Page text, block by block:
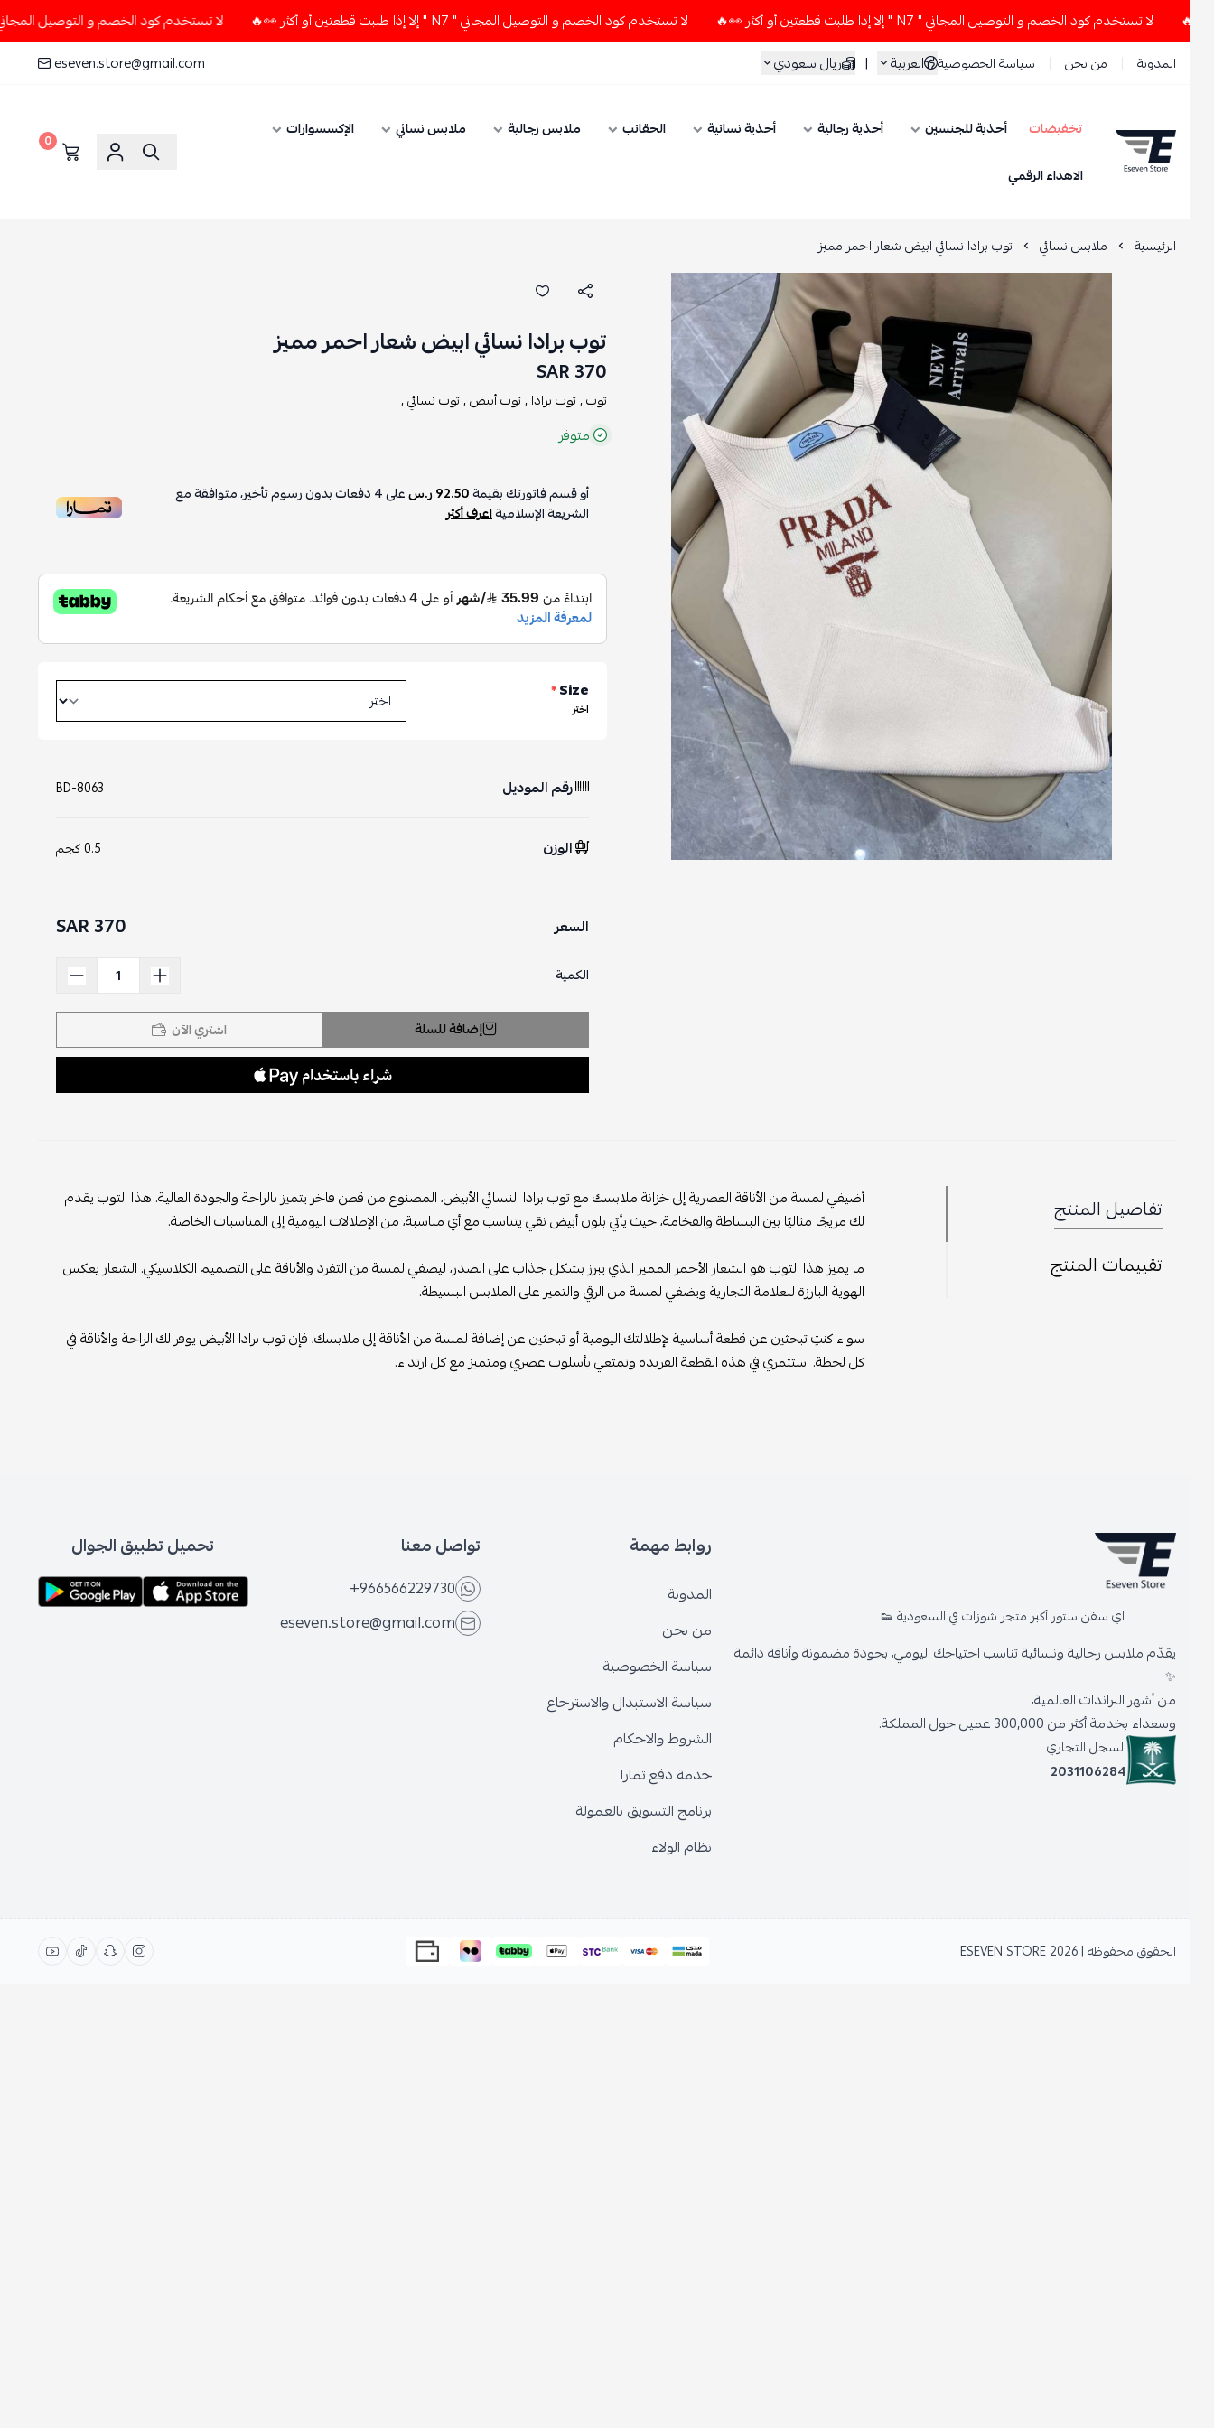
لا تستخدم كود الخصم و التوصيل المجاني " N7 " إلا إذا طلبت قطعتين أو أكثر 👀🔥 لا تستخدم كود الخصم و التوصيل المجاني " N7 " إلا إذا طلبت قطعتين أو أكثر 👀🔥 لا تستخدم كود الخصم و التوصيل المجاني " N7 " إلا إذا طلبت قطعتين أو أكثر 👀🔥
المدونة من نحن سياسة الخصوصية العربية | ريال سعودي eseven.store@gmail.com
ESEVEN STORE
تخفيضات أحذية للجنسين أحذية رجالية أحذية نسائية الحقائب ملابس رجالية ملابس نسائي
الإكسسوارات
الاهداء الرقمي
الرئيسية ملابس نسائي توب برادا نسائي ابيض شعار احمر مميز
توب برادا نسائي ابيض شعار احمر مميز
370 SAR
توب ,توب برادا ,توب أبيض ,توب نسائي ,
متوفر
أو قسم فاتورتك بقيمة92.50 ر.س على4دفعات بدون رسوم تأخير، متوافقة مع
الشريعة الإسلاميةاعرف أكثر
Size
*
رقم الموديل BD-8063
الوزن
السعر 370 SAR
الكمية
إضافة للسلة اشتري الآن
تفاصيل المنتج
تقييمات المنتج
أضيفي لمسة من الأناقة العصرية إلى خزانة ملابسك مع توب برادا النسائي الأبيض، المصنوع من قطن فاخر يتميز بالراحة والجودة العالية. هذا التوب يقدم
لك مزيجًا مثاليًا بين البساطة والفخامة، حيث يأتي بلون أبيض نقي يتناسب مع أي مناسبة، من الإطلالات اليومية إلى المناسبات الخاصة.
ما يميز هذا التوب هو الشعار الأحمر المميز الذي يبرز بشكل جذاب على الصدر، ليضفي لمسة من التفرد والأناقة على التصميم الكلاسيكي. الشعار يعكس
الهوية البارزة للعلامة التجارية ويضفي لمسة من الرقي والتميز على الملابس البسيطة.
سواء كنتِ تبحثين عن قطعة أساسية لإطلالتك اليومية أو تبحثين عن إضافة لمسة من الأناقة إلى ملابسك، فإن توب برادا الأبيض يوفر لك الراحة والأناقة في
كل لحظة. استثمري في هذه القطعة الفريدة وتمتعي بأسلوب عصري ومتميز مع كل ارتداء.
اي سفن ستور أكبر متجر شوزات في السعودية 👟
يقدّم ملابس رجالية ونسائية تناسب احتياجك اليومي، بجودة مضمونة وأناقة دائمة
من أشهر البراندات العالمية،
وسعداء بخدمة أكثر من 300,000 عميل حول المملكة.
السجل التجاري
2031106284
روابط مهمة
المدونة
من نحن
سياسة الخصوصية
سياسة الاستبدال والاسترجاع
الشروط والاحكام
خدمة دفع تمارا
برنامج التسويق بالعمولة
نظام الولاء
تواصل معنا
+966566229730
eseven.store@gmail.com
تحميل تطبيق الجوال
الحقوق محفوظة | 2026 ESEVEN STORE